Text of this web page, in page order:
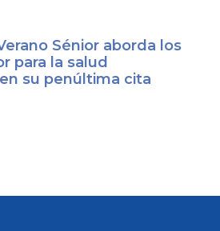
Sénior aborda los
para la salud
su penúltima cita